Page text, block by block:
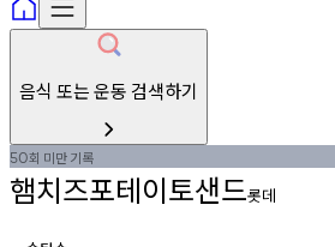
음식 또는 운동 검색하기
50회 미만기록
햄치즈포테이토샌드롯데